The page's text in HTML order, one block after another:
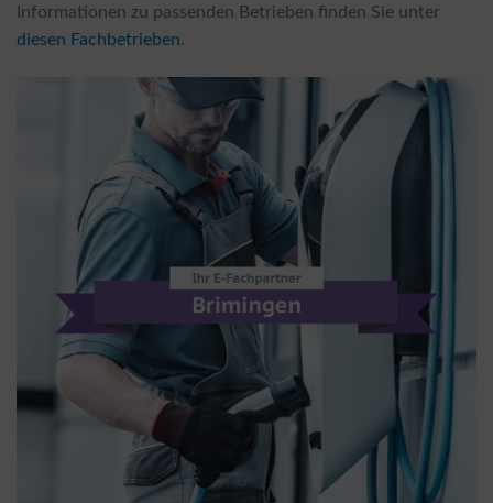
Informationen zu passenden Betrieben finden Sie unter
diesen Fachbetrieben.